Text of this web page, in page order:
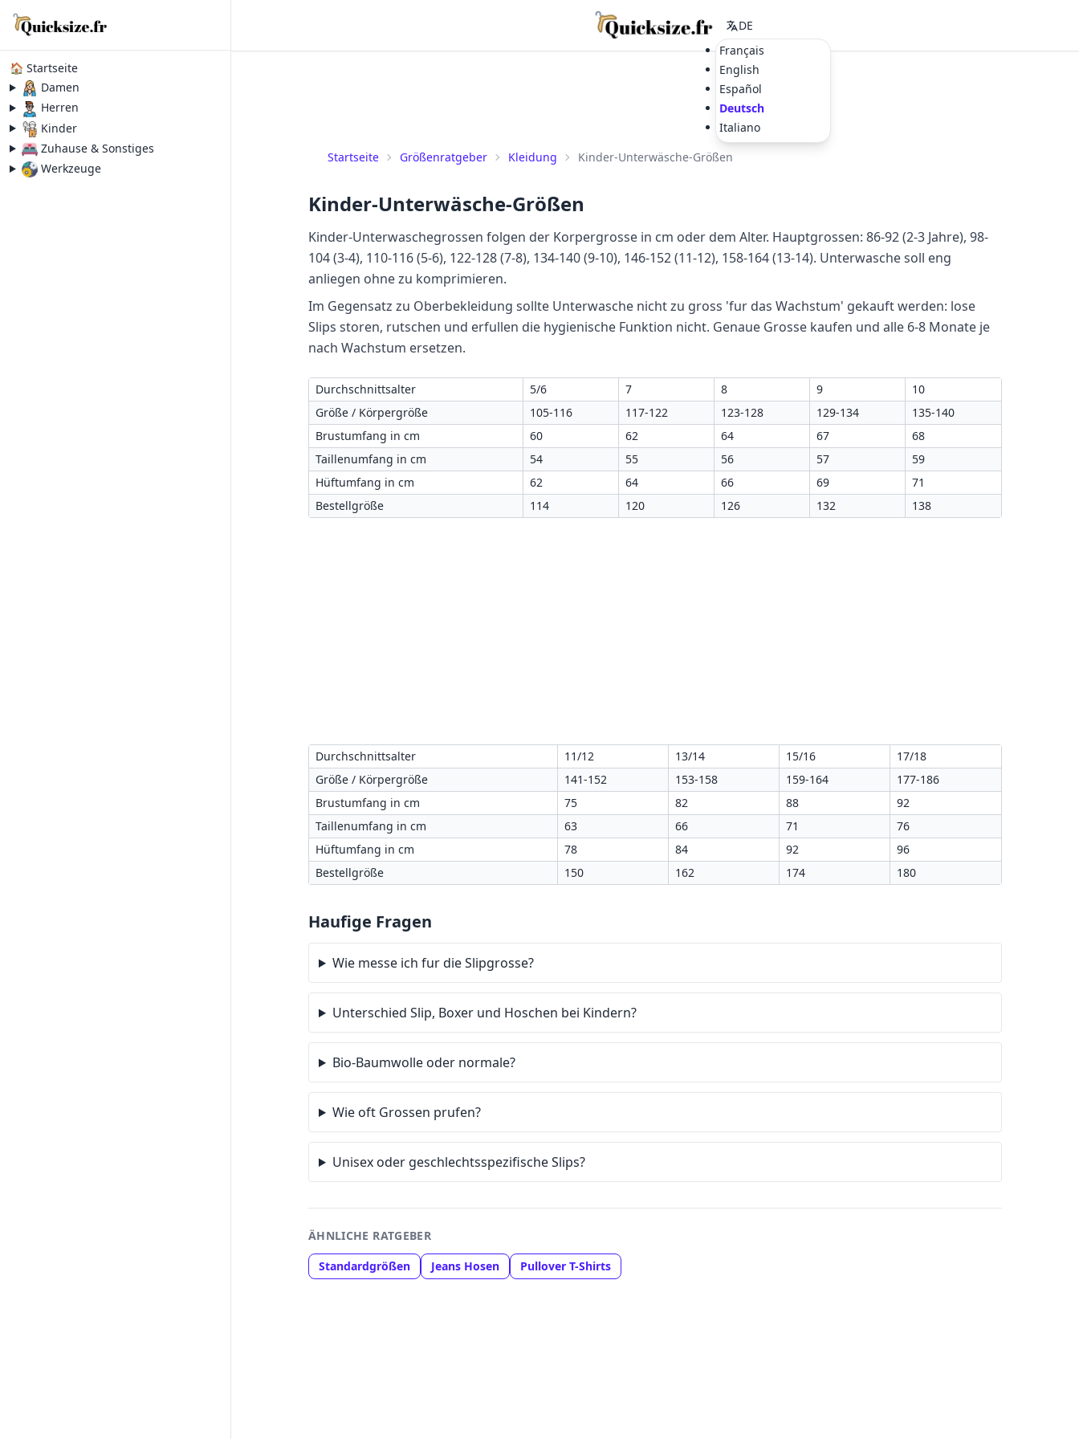
DE
Français
English
Español
Deutsch
Italiano
Startseite
Größenratgeber Kleidung Kinder-Unterwäsche-Größen
Kinder-Unterwäsche-Größen
Kinder-Unterwaschegrossen folgen der Korpergrosse in cm oder dem Alter. Hauptgrossen: 86-92 (2-3 Jahre), 98-
104 (3-4), 110-116 (5-6), 122-128 (7-8), 134-140 (9-10), 146-152 (11-12), 158-164 (13-14). Unterwasche soll eng
anliegen ohne zu komprimieren.
Im Gegensatz zu Oberbekleidung sollte Unterwasche nicht zu gross 'fur das Wachstum' gekauft werden: lose
Slips storen, rutschen und erfullen die hygienische Funktion nicht. Genaue Grosse kaufen und alle 6-8 Monate je
nach Wachstum ersetzen.
Durchschnittsalter 5/6 7 8 9
10
Größe / Körpergröße
105-116 117-122 123-128 129-134
135-140
Brustumfang in cm
60 62 64 67
68
Taillenumfang in cm
54 55 56 57
59
Hüftumfang in cm
62 64 66 69
71
Bestellgröße
114 120 126 132 138
Durchschnittsalter 11/12 13/14 15/16
17/18
Größe / Körpergröße
141-152 153-158 159-164
177-186
Brustumfang in cm
75 82 88
92
Taillenumfang in cm
63 66 71
76
Hüftumfang in cm
78 84 92
96
Bestellgröße
150 162 174 180
Haufige Fragen
Wie messe ich fur die Slipgrosse?
Unterschied Slip, Boxer und Hoschen bei Kindern?
Bio-Baumwolle oder normale?
Wie oft Grossen prufen?
Unisex oder geschlechtsspezifische Slips?
ÄHNLICHE RATGEBER
Standardgrößen
Jeans Hosen Pullover T-Shirts
🏠 Startseite
Damen
Herren
Kinder
Zuhause & Sonstiges
Werkzeuge